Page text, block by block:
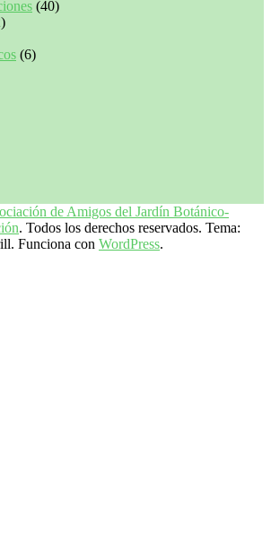
(40)
(6)
de Amigos del Jardín Botánico-
. Todos los derechos reservados. Tema:
Funciona con WordPress.